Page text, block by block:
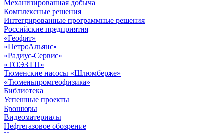
Механизированная добыча
Комплексные решения
Интегрированные программные решения
Российские предприятия
«Геофит»
«ПетроАльянс»
«Радиус-Сервис»
«ТОЭЗ ГП»
Тюменские насосы «Шлюмберже»
«Тюменьпромгеофизика»
Библиотека
Успешные проекты
Брошюры
Видеоматериалы
Нефтегазовое обозрение